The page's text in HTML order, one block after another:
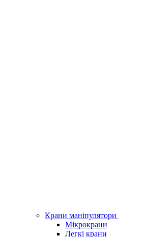
Крани маніпулятори
Мікрокрани
Легкі крани